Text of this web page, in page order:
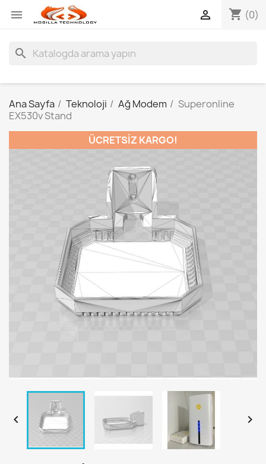
 shopping_cart (0)

search
Ana Sayfa Teknoloji Ağ Modem
Superonline
EX530v Stand
ÜCRETSIZ KARGO!
 